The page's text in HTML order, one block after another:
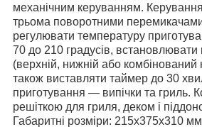
механічним керуванням.
трьома поворотними
регулювати температуру
70 до 210 градусів,
(верхній, нижній або комбінований
також виставляти таймер до 30
приготування — випічки та гриль.
решіткою для гриля, деком і
Габаритні розміри: 215x375x310